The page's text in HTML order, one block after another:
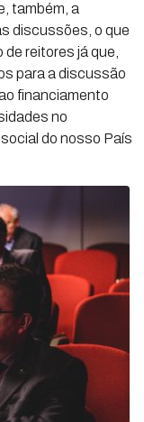
também, a
discussões, o que
reitores já que,
para a discussão
financiamento
no
do nosso País